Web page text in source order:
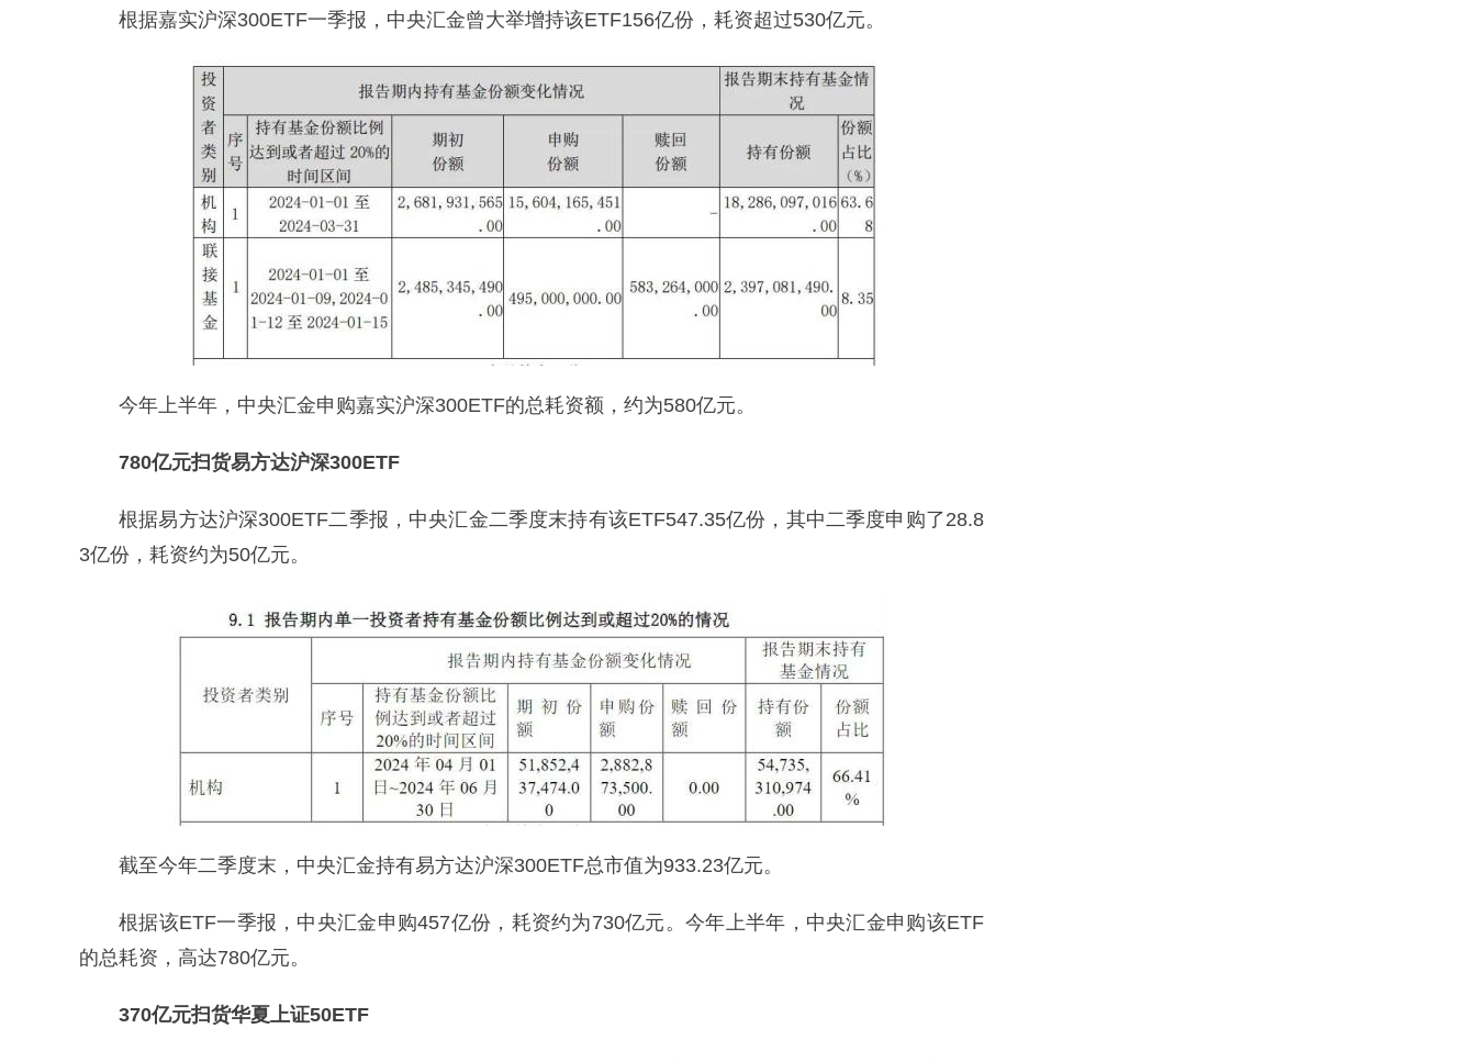
根据嘉实沪深300ETF一季报，中央汇金曾大举增持该ETF156亿份，耗资超过530亿元。
今年上半年，中央汇金申购嘉实沪深300ETF的总耗资额，约为580亿元。
780亿元扫货易方达沪深300ETF
根据易方达沪深300ETF二季报，中央汇金二季度末持有该ETF547.35亿份，其中二季度申购了28.8
3亿份，耗资约为50亿元。
截至今年二季度末，中央汇金持有易方达沪深300ETF总市值为933.23亿元。
根据该ETF一季报，中央汇金申购457亿份，耗资约为730亿元。今年上半年，中央汇金申购该ETF
的总耗资，高达780亿元。
370亿元扫货华夏上证50ETF